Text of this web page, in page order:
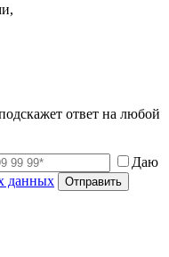
ответ на любой
Даю
данных Отправить